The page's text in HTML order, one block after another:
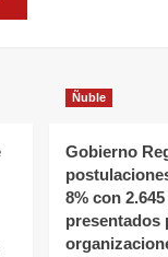
Ñuble
Gobierno
8% con
presentados